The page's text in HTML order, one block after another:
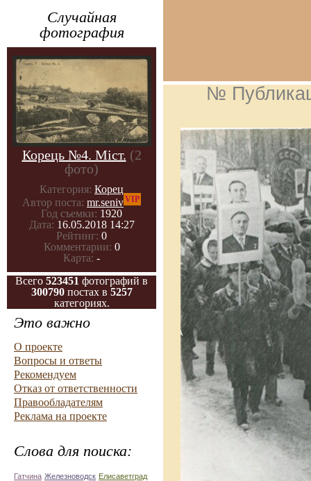
Случайная
фотография
Корець №4. Міст. (2
фото)
Категория: Корец
Автор поста: mr.senivVIP
Год съемки: 1920
Дата: 16.05.2018 14:27
Рейтинг: 0
Комментарии: 0
Карта: -
Всего 523451 фотографий в
300790постах в 5257
категориях.
Это важно
О проекте
Вопросы и ответы
Рекомендуем
Отказ от ответственности
Правообладателям
Реклама на проекте
Слова для поиска:
Гатчина Железноводск Елисаветград
№